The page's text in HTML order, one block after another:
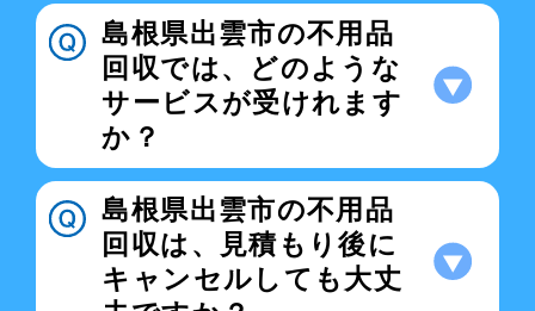
島根県出雲市の不用品
回収では、どのような
サービスが受けれます
か？
島根県出雲市の不用品
回収は、見積もり後に
キャンセルしても大丈